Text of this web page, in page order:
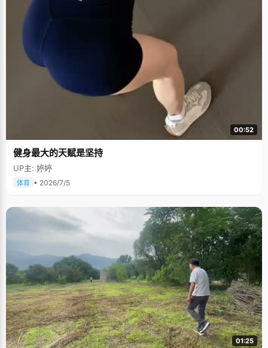
00:52
健身最大的天赋是坚持
UP主: 婷婷
体育 • 2026/7/5
01:25